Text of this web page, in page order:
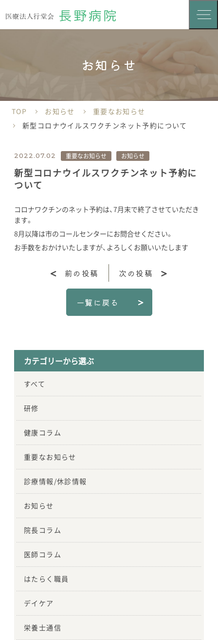
お知らせ
TOP お知らせ
重要なお知らせ
新型コロナウイルスワクチンネット予約について
2022.07.02 重要なお知らせ お知らせ
新型コロナウイルスワクチンネット予約に
ついて
コロナワクチンのネット予約は、7月末で終了させていただき
ます。
8月以降は市のコールセンターにお問合せください。
お手数をおかけいたしますが、よろしくお願いいたします
一覧に戻る
前の投稿 次の投稿
カテゴリーから選ぶ
すべて
研修
健康コラム
重要なお知らせ
診療情報/休診情報
お知らせ
院長コラム
医師コラム
はたらく職員
デイケア
栄養士通信